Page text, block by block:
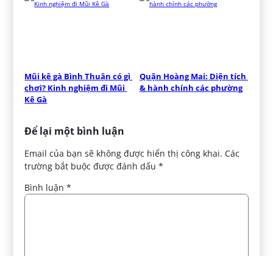
Mũi kê gà Bình Thuận có gì
chơi? Kinh nghiệm đi Mũi
Kê Gà
Quận Hoàng Mai: Diện tích
& hành chính các phường
Để lại một bình luận
Email của bạn sẽ không được hiển thị công khai. Các
trường bắt buộc được đánh dấu*
Bình luận*